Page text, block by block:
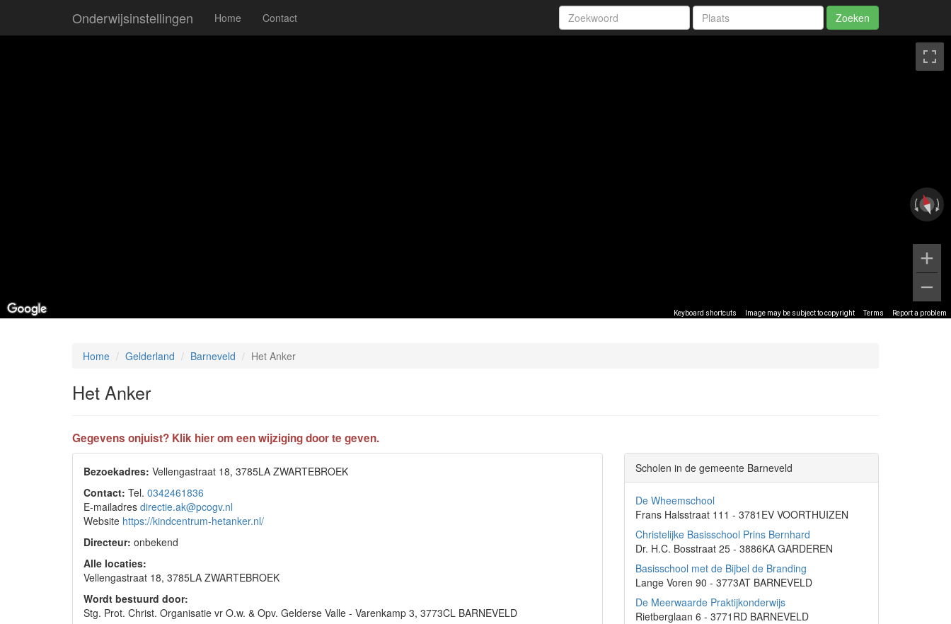
Onderwijsinstellingen Home Contact Zoeken
Keyboard shortcuts Image may be subject to copyright Terms Report a problem
Home Gelderland Barneveld Het Anker
Het Anker
Gegevens onjuist? Klik hier om een wijziging door te geven.
Bezoekadres: Vellengastraat 18, 3785LA ZWARTEBROEK
Contact: Tel. 0342461836
E-mailadres directie.ak@pcogv.nl
Website https://kindcentrum-hetanker.nl/
Directeur: onbekend
Alle locaties:
Vellengastraat 18, 3785LA ZWARTEBROEK
Wordt bestuurd door:
Stg. Prot. Christ. Organisatie vr O.w. & Opv. Gelderse Valle - Varenkamp 3, 3773CL BARNEVELD
Scholen in de gemeente Barneveld
De Wheemschool
Frans Halsstraat 111 - 3781EV VOORTHUIZEN
Christelijke Basisschool Prins Bernhard
Dr. H.C. Bosstraat 25 - 3886KA GARDEREN
Basisschool met de Bijbel de Branding
Lange Voren 90 - 3773AT BARNEVELD
De Meerwaarde Praktijkonderwijs
Rietberglaan 6 - 3771RD BARNEVELD